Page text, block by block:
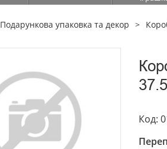
Подарункова упаковка та декор
Код: